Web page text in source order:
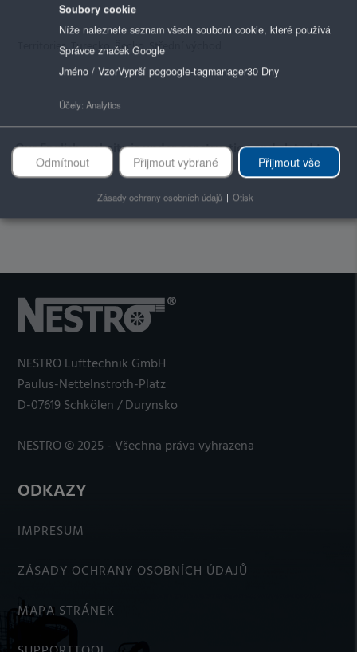
Territories: Turecko, Řecko, Střední východ
Our English website is under construction and slated to
be online soon.
NESTRO Lufttechnik GmbH
Paulus-Nettelnstroth-Platz
D-07619 Schkölen / Durynsko
NESTRO © 2025 - Všechna práva vyhrazena
ODKAZY
IMPRESUM
ZÁSADY OCHRANY OSOBNÍCH ÚDAJŮ
MAPA STRÁNEK
Soubory cookie
Níže naleznete seznam všech souborů cookie, které používá
Správce značek Google
Jméno / VzorVyprší pogoogle-tagmanager30 Dny
Účely: Analytics
Odmítnout Přijmout vybrané Přijmout vše
Zásady ochrany osobních údajů | Otisk